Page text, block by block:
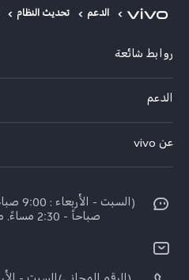
الدعم تحديث النظام
روابط شائعة
Y19s Pro
Y04
Y02
كل الموديلات
الدعم
مركز الخدمة
Funtouch OS
اسعار قطع الغيار
عن vivo
نبذة عنا
الإشعارات القانونية
الاستدامة
صباحاً - 2:30 مساءً. ما عدا ايام العطل)دردشة مباشرة